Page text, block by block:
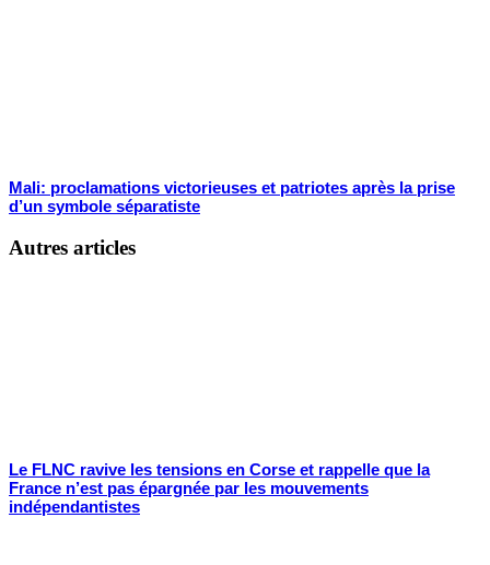
Mali: proclamations victorieuses et patriotes après la prise
d’un symbole séparatiste
Autres articles
Le FLNC ravive les tensions en Corse et rappelle que la
France n’est pas épargnée par les mouvements
indépendantistes